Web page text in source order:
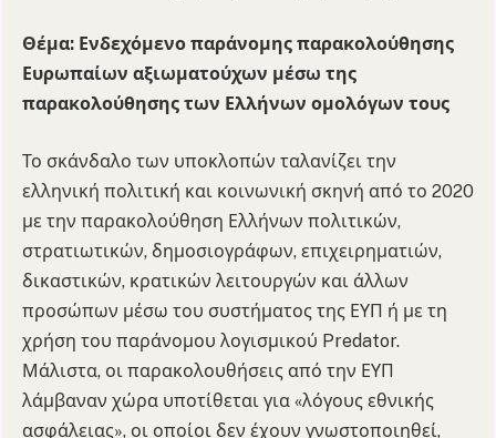
Θέμα: Ενδεχόμενο παράνομης παρακολούθησης
Ευρωπαίων αξιωματούχων μέσω της
παρακολούθησης των Ελλήνων ομολόγων τους
Το σκάνδαλο των υποκλοπών ταλανίζει την
ελληνική πολιτική και κοινωνική σκηνή από το 2020
με την παρακολούθηση Ελλήνων πολιτικών,
στρατιωτικών, δημοσιογράφων, επιχειρηματιών,
δικαστικών, κρατικών λειτουργών και άλλων
προσώπων μέσω του συστήματος της ΕΥΠ ή με τη
χρήση του παράνομου λογισμικού Predator.
Μάλιστα, οι παρακολουθήσεις από την ΕΥΠ
λάμβαναν χώρα υποτίθεται για «λόγους εθνικής
ασφάλειας», οι οποίοι δεν έχουν γνωστοποιηθεί,